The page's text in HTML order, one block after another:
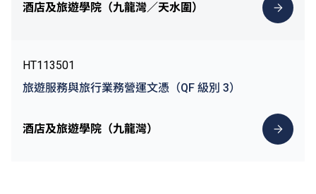
酒店及旅遊學院（九龍灣／天水圍）
HT113501
旅遊服務與旅行業務營運文憑（QF 級別 3）
酒店及旅遊學院（九龍灣）